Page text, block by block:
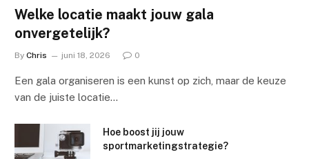
Welke locatie maakt jouw gala
onvergetelijk?
By Chris juni 18, 2026 0
Een gala organiseren is een kunst op zich, maar de keuze
van de juiste locatie…
Hoe boost jij jouw
sportmarketingstrategie?